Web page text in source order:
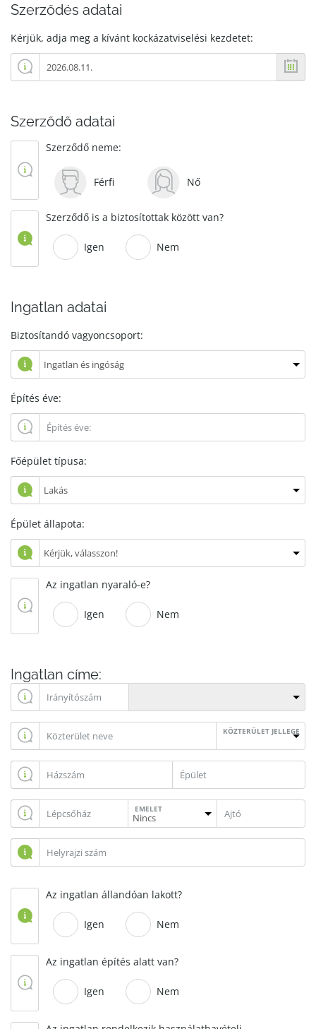
Szerződés adatai
Kérjük, adja meg a kívánt kockázatviselési kezdetet:
Szerződő adatai
Szerződő neme:
Férfi Nő
Szerződő is a biztosítottak között van?
Igen Nem
Ingatlan adatai
Biztosítandó vagyoncsoport:
Építés éve:
Főépület típusa:
Épület állapota:
Az ingatlan nyaraló-e?
Igen Nem
Ingatlan címe:
KÖZTERÜLET JELLEGE
EMELET
Az ingatlan állandóan lakott?
Igen Nem
Az ingatlan építés alatt van?
Igen Nem